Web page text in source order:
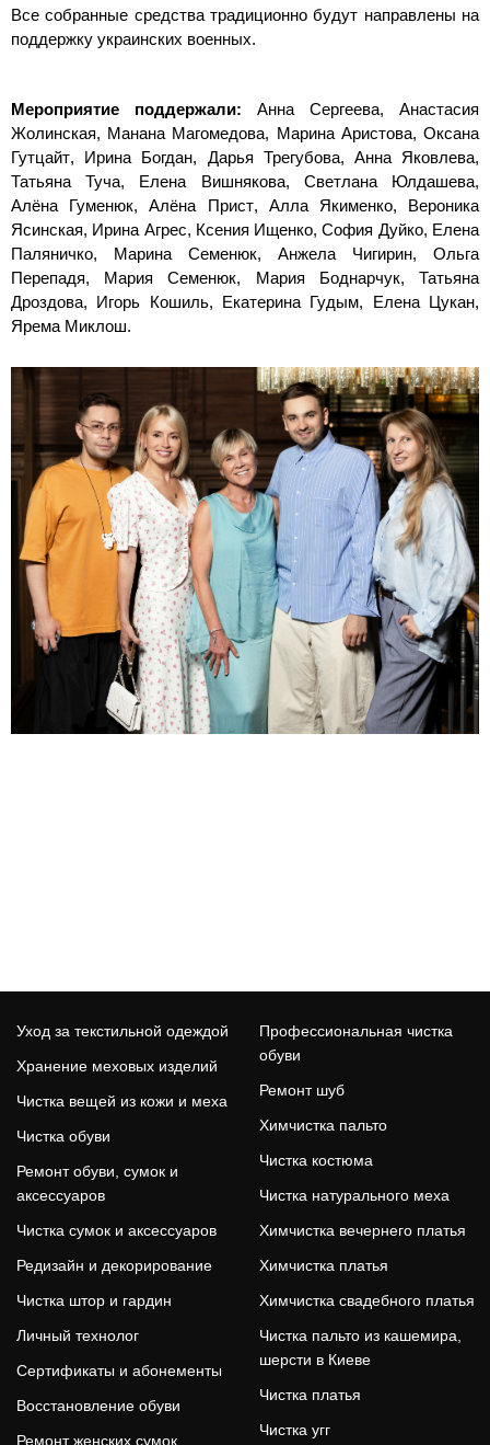
Все собранные средства традиционно будут направлены на
поддержку украинских военных.
Мероприятие поддержали: Анна Сергеева, Анастасия
Жолинская, Манана Магомедова, Марина Аристова, Оксана
Гутцайт, Ирина Богдан, Дарья Трегубова, Анна Яковлева,
Татьяна Туча, Елена Вишнякова, Светлана Юлдашева,
Алёна Гуменюк, Алёна Прист, Алла Якименко, Вероника
Ясинская, Ирина Агрес, Ксения Ищенко, София Дуйко, Елена
Паляничко, Марина Семенюк, Анжела Чигирин, Ольга
Перепадя, Мария Семенюк, Мария Боднарчук, Татьяна
Дроздова, Игорь Кошиль, Екатерина Гудым, Елена Цукан,
Ярема Миклош.
Уход за текстильной одеждой
Хранение меховых изделий
Чистка вещей из кожи и меха
Чистка обуви
Ремонт обуви, сумок и
аксессуаров
Чистка сумок и аксессуаров
Редизайн и декорирование
Чистка штор и гардин
Личный технолог
Сертификаты и абонементы
Восстановление обуви
Ремонт женских сумок
Профессиональная чистка
обуви
Ремонт шуб
Химчистка пальто
Чистка костюма
Чистка натурального меха
Химчистка вечернего платья
Химчистка платья
Химчистка свадебного платья
Чистка пальто из кашемира,
шерсти в Киеве
Чистка платья
Чистка угг